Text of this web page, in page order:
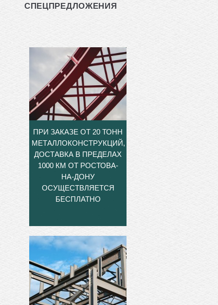
СПЕЦПРЕДЛОЖЕНИЯ
ПРИ ЗАКАЗЕ ОТ 20 ТОНН
МЕТАЛЛОКОНСТРУКЦИЙ,
ДОСТАВКА В ПРЕДЕЛАХ
1000 КМ ОТ РОСТОВА-
НА-ДОНУ
ОСУЩЕСТВЛЯЕТСЯ
БЕСПЛАТНО